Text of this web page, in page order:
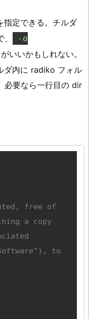
指定できる。チルダ
-o
いいかもしれない。
内に radiko フォル
必要なら一行目の dir
free of
a copy
to